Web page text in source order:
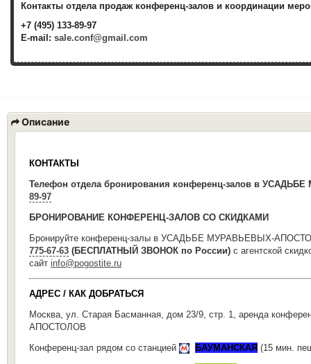
Контакты отдела продаж конференц-залов и координации
+7 (495) 133-89-97
E-mail: sale.conf@gmail.com
Описание
КОНТАКТЫ
Телефон отдела бронирования конференц-залов в
89-97
БРОНИРОВАНИЕ КОНФЕРЕНЦ-ЗАЛОВ СО СКИДКАМИ
Бронируйте конференц-залы в УСАДЬБЕ МУРАВЬЕВЫХ-
775-67-63 (БЕСПЛАТНЫЙ ЗВОНОК по России) с агентской
сайт info@pogostite.ru
АДРЕС / КАК ДОБРАТЬСЯ
Москва, ул. Старая Басманная, дом 23/9, стр. 1, аренда
АПОСТОЛОВ
Конференц-зал рядом со станцией
БАУМАНСКАЯ (15 мин.